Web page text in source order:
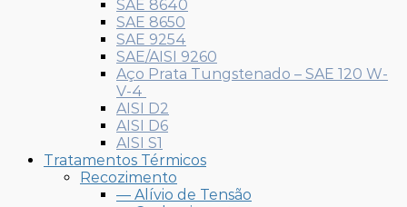
SAE 8640
SAE 8650
SAE 9254
SAE/AISI 9260
Aço Prata Tungstenado – SAE 120 W-
V-4
AISI D2
AISI D6
AISI S1
Tratamentos Térmicos
Recozimento
— Alívio de Tensão